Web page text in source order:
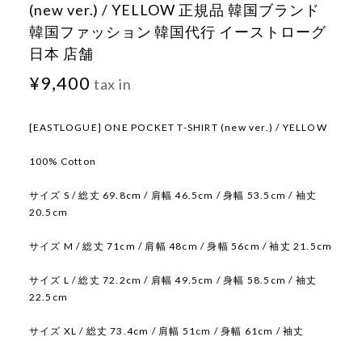
(new ver.) / YELLOW 正規品 韓国ブランド
韓国ファッション 韓国代行 イーストローグ
日本 店舗
¥9,400 tax in
[EASTLOGUE] ONE POCKET T-SHIRT (new ver.) / YELLOW
100% Cotton
サイズ S / 総丈 69.8cm / 肩幅 46.5cm / 身幅 53.5cm / 袖丈
20.5cm
サイズ M / 総丈 71cm / 肩幅 48cm / 身幅 56cm / 袖丈 21.5cm
サイズ L / 総丈 72.2cm / 肩幅 49.5cm / 身幅 58.5cm / 袖丈
22.5cm
サイズ XL / 総丈 73.4cm / 肩幅 51cm / 身幅 61cm / 袖丈